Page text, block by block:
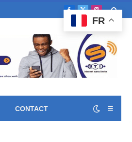
Facebook
X
(Twitter)
CONTACT
FR